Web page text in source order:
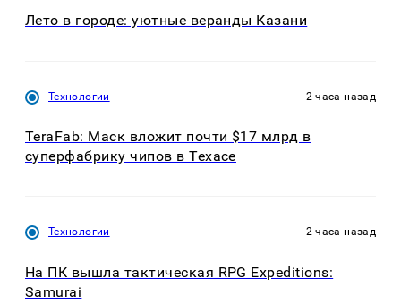
Лето в городе: уютные веранды Казани
Технологии 2 часа назад
TeraFab: Маск вложит почти $17 млрд в
суперфабрику чипов в Техасе
Технологии 2 часа назад
На ПК вышла тактическая RPG Expeditions:
Samurai